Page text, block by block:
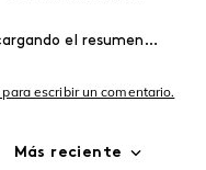
el resumen…
escribir un comentario.
Más reciente